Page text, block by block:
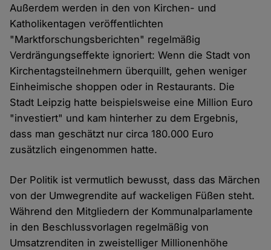
Außerdem werden in den von Kirchen- und
Katholikentagen veröffentlichten
"Marktforschungsberichten" regelmäßig
Verdrängungseffekte ignoriert: Wenn die Stadt von
Kirchentagsteilnehmern überquillt, gehen weniger
Einheimische shoppen oder in Restaurants. Die
Stadt Leipzig hatte beispielsweise eine Million Euro
"investiert" und kam hinterher zu dem Ergebnis,
dass man geschätzt nur circa 180.000 Euro
zusätzlich eingenommen hatte.
Der Politik ist vermutlich bewusst, dass das Märchen
von der Umwegrendite auf wackeligen Füßen steht.
Während den Mitgliedern der Kommunalparlamente
in den Beschlussvorlagen regelmäßig von
Umsatzrenditen in zweistelliger Millionenhöhe